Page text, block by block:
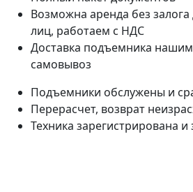
Возможна аренда без
лиц, работаем с НДС
Доставка подъемника
самовывоз
Подъемники обслужены и
Перерасчет, возврат
Техника зарегистрирована и